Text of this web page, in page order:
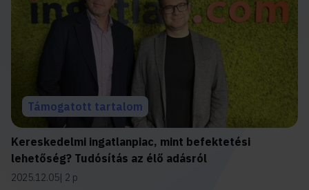
Támogatott tartalom
Kereskedelmi ingatlanpiac, mint befektetési
lehetőség? Tudósítás az élő adásról
2025.12.05 2 p